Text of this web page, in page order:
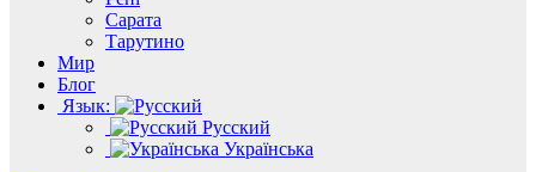
Сарата
Тарутино
Мир
Блог
Язык:
Русский
Українська